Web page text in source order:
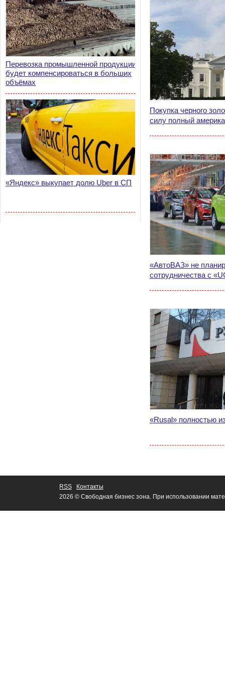
Перевозка промышленной продукции
будет компенсироваться в больших
объёмах
«Яндекс» выкупает долю Uber в СП
Покупка черного
силу полный
«АвтоВАЗ» не
сотрудничества с
«Rusal» полностью
RSS
Контакты
2026 © Свободная бизнес зона. При использовании